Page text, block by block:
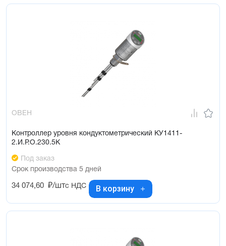
ОВЕН
Контроллер уровня кондуктометрический КУ1411-
2.И.Р.О.230.5К
Под заказ
Срок производства 5 дней
34 074,60 ₽/штс НДС В корзину